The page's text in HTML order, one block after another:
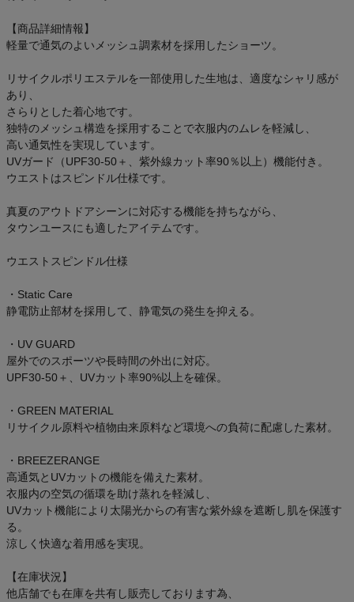
【商品詳細情報】
軽量で通気のよいメッシュ調素材を採用したショーツ。
リサイクルポリエステルを一部使用した生地は、適度なシャリ感が
あり、
さらりとした着心地です。
独特のメッシュ構造を採用することで衣服内のムレを軽減し、
高い通気性を実現しています。
UVガード（UPF30-50＋、紫外線カット率90％以上）機能付き。
ウエストはスピンドル仕様です。
真夏のアウトドアシーンに対応する機能を持ちながら、
タウンユースにも適したアイテムです。
ウエストスピンドル仕様
・Static Care
静電防止部材を採用して、静電気の発生を抑える。
・UV GUARD
屋外でのスポーツや長時間の外出に対応。
UPF30-50＋、UVカット率90%以上を確保。
・GREEN MATERIAL
リサイクル原料や植物由来原料など環境への負荷に配慮した素材。
・BREEZERANGE
高通気とUVカットの機能を備えた素材。
衣服内の空気の循環を助け蒸れを軽減し、
UVカット機能により太陽光からの有害な紫外線を遮断し肌を保護す
る。
涼しく快適な着用感を実現。
【在庫状況】
他店舗でも在庫を共有し販売しております為、